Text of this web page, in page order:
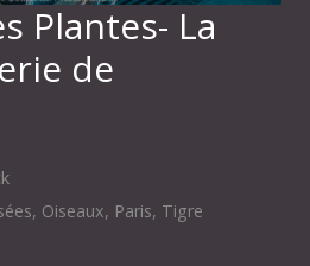
Plantes- La
de
, Oiseaux, Paris, Tigre